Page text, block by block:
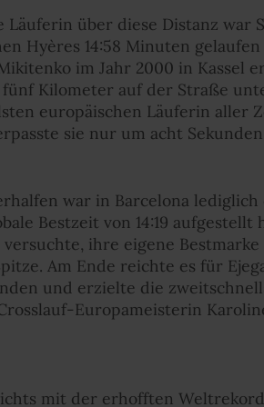
über diese Distanz war
Hyères 14:58 Minuten
im Jahr 2000 in Kassel
Kilometer auf der Straße
europäischen Läuferin aller
sie nur um acht
war in Barcelona
Bestzeit von 14:19
ihre eigene
Am Ende reichte es für
und erzielte die
Europameisterin
mit der erhofften